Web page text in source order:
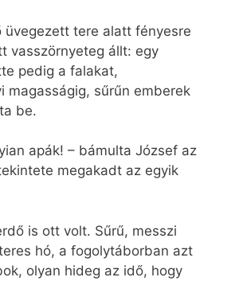
üvegezett tere alatt fényesre
vasszörnyeteg állt: egy
pedig a falakat,
magasságig, sűrűn emberek
be.
apák! – bámulta József az
megakadt az egyik
is ott volt. Sűrű, messzi
hó, a fogolytáborban azt
olyan hideg az idő, hogy